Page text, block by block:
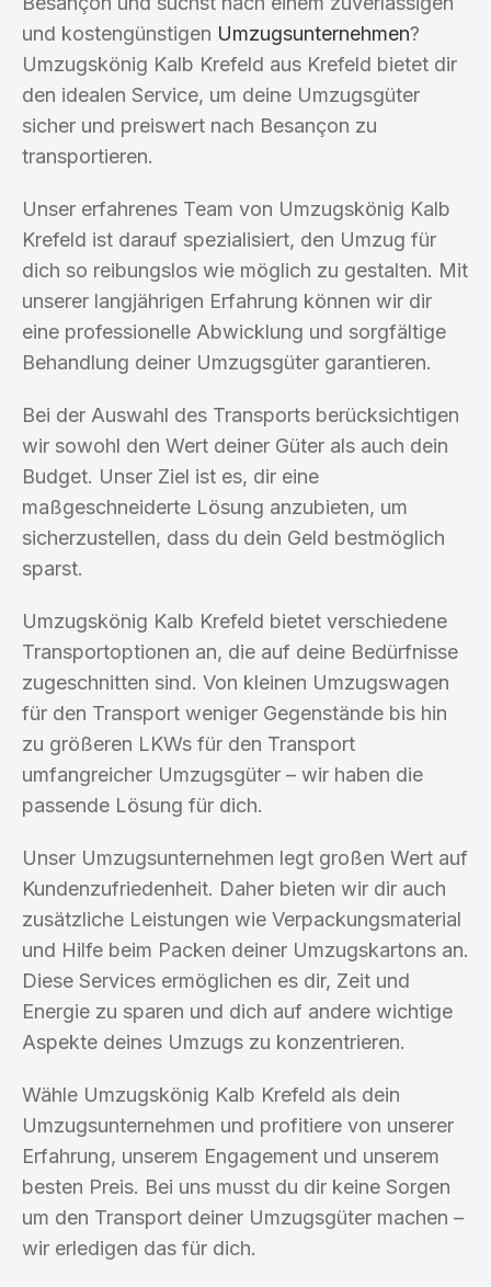
und kostengünstigen Umzugsunternehmen?
Umzugskönig Kalb Krefeld aus Krefeld bietet dir
den idealen Service, um deine Umzugsgüter
sicher und preiswert nach Besançon zu
transportieren.
Unser erfahrenes Team von Umzugskönig Kalb
Krefeld ist darauf spezialisiert, den Umzug für
dich so reibungslos wie möglich zu gestalten. Mit
unserer langjährigen Erfahrung können wir dir
eine professionelle Abwicklung und sorgfältige
Behandlung deiner Umzugsgüter garantieren.
Bei der Auswahl des Transports berücksichtigen
wir sowohl den Wert deiner Güter als auch dein
Budget. Unser Ziel ist es, dir eine
maßgeschneiderte Lösung anzubieten, um
sicherzustellen, dass du dein Geld bestmöglich
sparst.
Umzugskönig Kalb Krefeld bietet verschiedene
Transportoptionen an, die auf deine Bedürfnisse
zugeschnitten sind. Von kleinen Umzugswagen
für den Transport weniger Gegenstände bis hin
zu größeren LKWs für den Transport
umfangreicher Umzugsgüter – wir haben die
passende Lösung für dich.
Unser Umzugsunternehmen legt großen Wert auf
Kundenzufriedenheit. Daher bieten wir dir auch
zusätzliche Leistungen wie Verpackungsmaterial
und Hilfe beim Packen deiner Umzugskartons an.
Diese Services ermöglichen es dir, Zeit und
Energie zu sparen und dich auf andere wichtige
Aspekte deines Umzugs zu konzentrieren.
Wähle Umzugskönig Kalb Krefeld als dein
Umzugsunternehmen und profitiere von unserer
Erfahrung, unserem Engagement und unserem
besten Preis. Bei uns musst du dir keine Sorgen
um den Transport deiner Umzugsgüter machen –
wir erledigen das für dich.